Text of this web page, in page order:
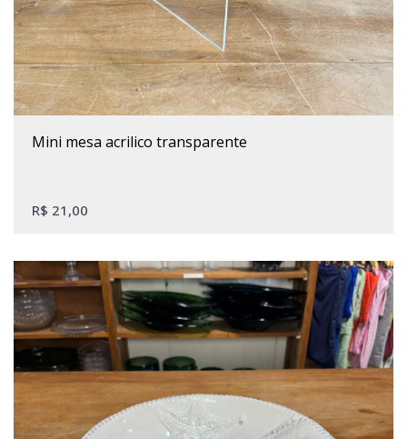
mini mesa acrilico transparente
R$ 21,00